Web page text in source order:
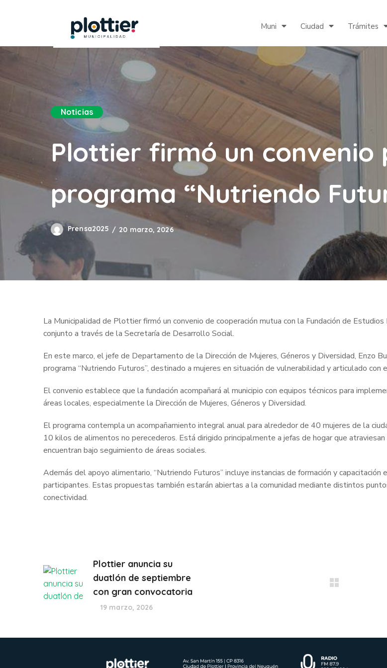
Muni Ciudad Trámites
Noticias
Plottier firmó un convenio
programa “Nutriendo
Prensa2025 20 marzo, 2026
La Municipalidad de Plottier firmó un convenio de cooperación mutua con la Fundación de
conjunto a través de la Secretaría de Desarrollo Social.
En este marco, el jefe de Departamento de la Dirección de Mujeres, Géneros y Diversidad, Enzo
programa “Nutriendo Futuros”, destinado a mujeres en situación de vulnerabilidad y articulado
El convenio establece que la fundación acompañará al municipio con equipos técnicos para
áreas locales, especialmente la Dirección de Mujeres, Géneros y Diversidad.
El programa contempla un acompañamiento integral anual para alrededor de 40 mujeres de la
10 kilos de alimentos no perecederos. Está dirigido principalmente a jefas de hogar que
encuentran bajo seguimiento de áreas sociales.
Además del apoyo alimentario, “Nutriendo Futuros” incluye instancias de formación y
participantes. Estas propuestas también estarán abiertas a la comunidad mediante distintos
conectividad.
Plottier anuncia su
duatlón de septiembre
con gran convocatoria
19 marzo, 2026